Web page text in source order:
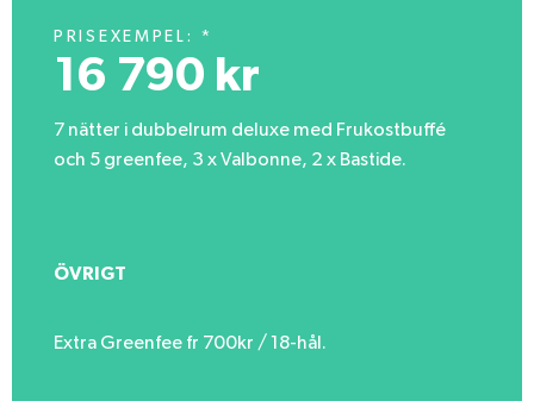
PRISEXEMPEL: *
16 790 kr
7 nätter i dubbelrum deluxe med Frukostbuffé
och 5 greenfee, 3 x Valbonne, 2 x Bastide.
ÖVRIGT
Extra Greenfee fr 700kr / 18-hål.